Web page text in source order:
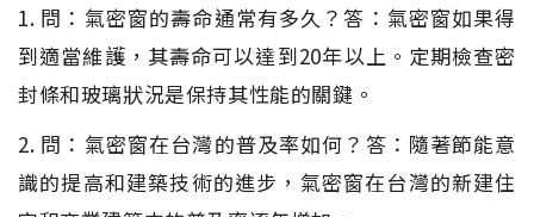
1. 問：氣密窗的壽命通常有多久？答：氣密窗如果得
到適當維護，其壽命可以達到20年以上。定期檢查密
封條和玻璃狀況是保持其性能的關鍵。
2. 問：氣密窗在台灣的普及率如何？答：隨著節能意
識的提高和建築技術的進步，氣密窗在台灣的新建住